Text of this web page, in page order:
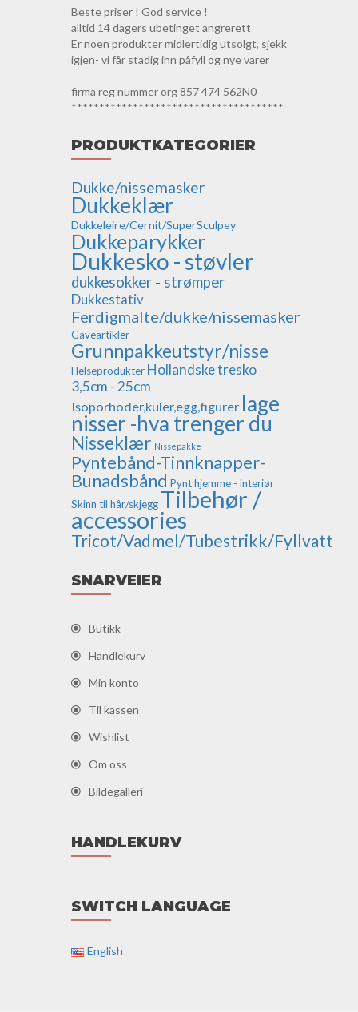
Beste priser ! God service !
alltid 14 dagers ubetinget angrerett
Er noen produkter midlertidig utsolgt, sjekk
igjen- vi får stadig inn påfyll og nye varer
firma reg nummer org 857 474 562N0
**************************************
PRODUKTKATEGORIER
Dukke/nissemasker
Dukkeklær
Dukkeleire/Cernit/SuperSculpey
Dukkeparykker
Dukkesko - støvler
dukkesokker - strømper
Dukkestativ
Ferdigmalte/dukke/nissemasker
Gaveartikler
Grunnpakkeutstyr/nisse
Helseprodukter Hollandske tresko
3,5cm - 25cm
Isoporhoder,kuler,egg,figurer lage
nisser -hva trenger du
Nisseklær Nissepakke
Pyntebånd-Tinnknapper-
Bunadsbånd Pynt hjemme - interiør
Skinn til hår/skjegg Tilbehør /
accessories
Tricot/Vadmel/Tubestrikk/Fyllvatt
SNARVEIER
Butikk
Handlekurv
Min konto
Til kassen
Wishlist
Om oss
Bildegalleri
HANDLEKURV
SWITCH LANGUAGE
English